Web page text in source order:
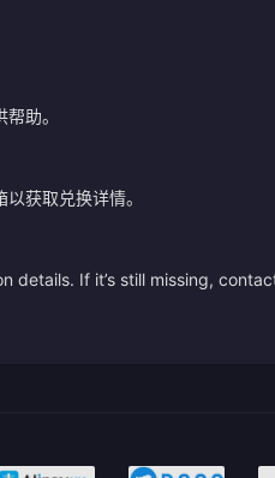
助。
获取兑换详情。
If it’s still missing,